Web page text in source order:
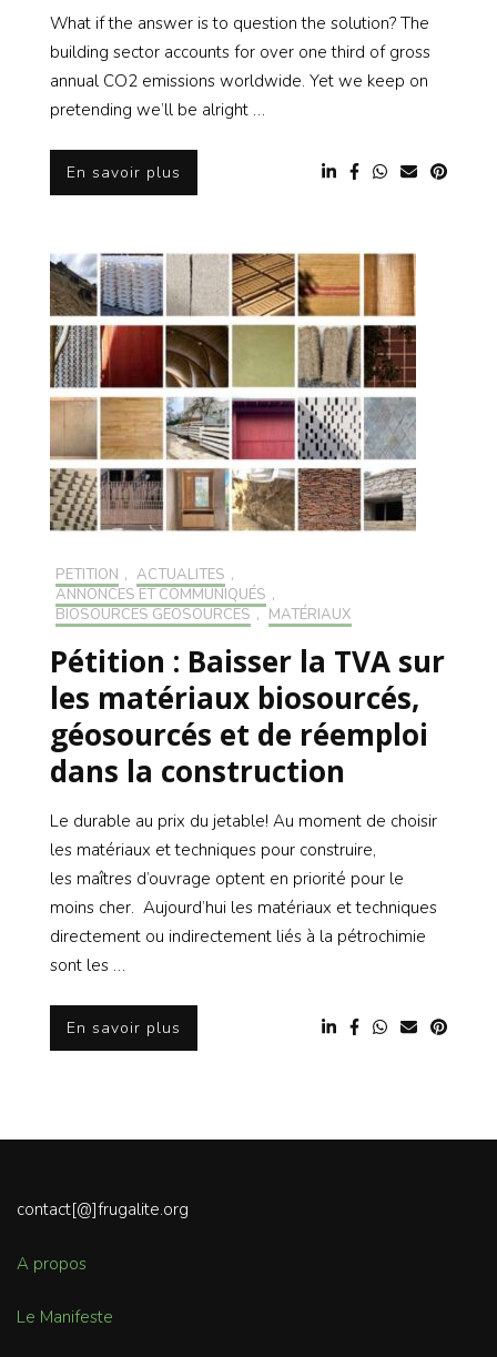
What if the answer is to question the solution? The
building sector accounts for over one third of gross
annual CO2 emissions worldwide. Yet we keep on
pretending we’ll be alright …
En savoir plus
PÉTITION , ACTUALITÉS ,
ANNONCES ET COMMUNIQUÉS ,
BIOSOURCÉS GÉOSOURCÉS , MATÉRIAUX
Pétition : Baisser la TVA sur
les matériaux biosourcés,
géosourcés et de réemploi
dans la construction
Le durable au prix du jetable! Au moment de choisir
les matériaux et techniques pour construire,
les maîtres d’ouvrage optent en priorité pour le
moins cher. Aujourd’hui les matériaux et techniques
directement ou indirectement liés à la pétrochimie
sont les …
En savoir plus
contact[@]frugalite.org
A propos
Le Manifeste